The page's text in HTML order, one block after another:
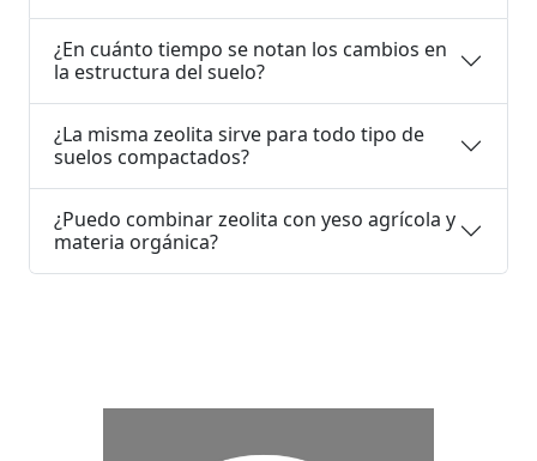
¿En cuánto tiempo se notan los cambios en
la estructura del suelo?
¿La misma zeolita sirve para todo tipo de
suelos compactados?
¿Puedo combinar zeolita con yeso agrícola y
materia orgánica?